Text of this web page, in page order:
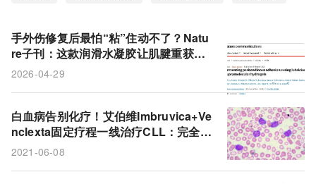
类风湿性关节炎
KRAS
KRASG12C抑制剂
NSCLC
CAR-T
急性淋巴细胞白血病
吉利德
brexucabtagene autoleucel
ALL
手外伤修复后最怕“粘”住动不了？Natu
re子刊：这款润滑水凝胶让肌腱重获自
由
2026-04-29
白血病告别化疗！艾伯维Imbruvica+Ve
nclexta固定疗程一线治疗CLL：完全缓
解率56%！
2021-06-08